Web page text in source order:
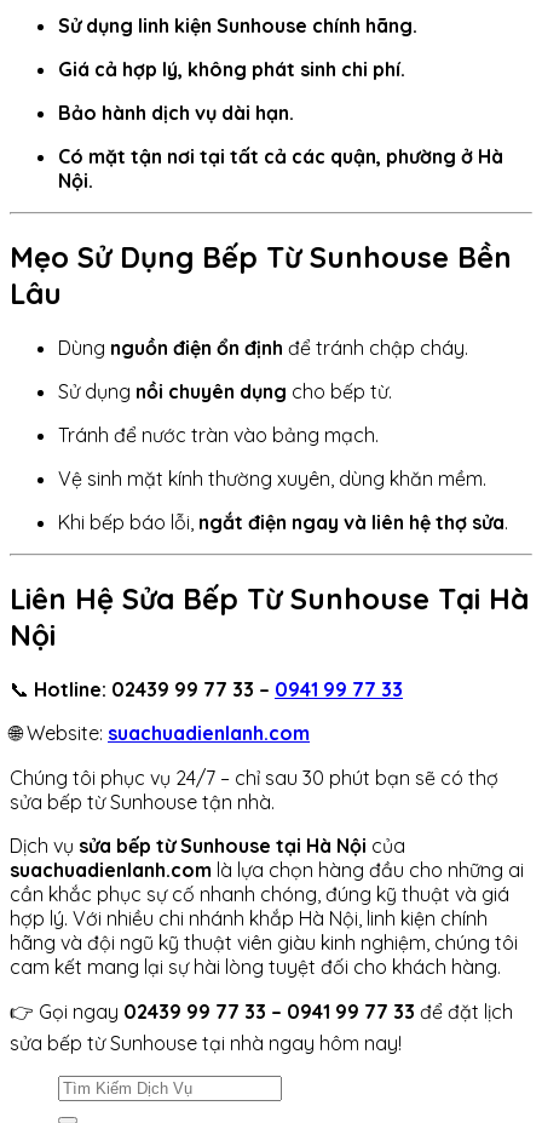
Sử dụng linh kiện Sunhouse chính hãng.
Giá cả hợp lý, không phát sinh chi phí.
Bảo hành dịch vụ dài hạn.
Có mặt tận nơi tại tất cả các quận, phường ở Hà
Nội.
Mẹo Sử Dụng Bếp Từ Sunhouse Bền
Lâu
Dùng nguồn điện ổn định để tránh chập cháy.
Sử dụng nồi chuyên dụng cho bếp từ.
Tránh để nước tràn vào bảng mạch.
Vệ sinh mặt kính thường xuyên, dùng khăn mềm.
Khi bếp báo lỗi, ngắt điện ngay và liên hệ thợ sửa.
Liên Hệ Sửa Bếp Từ Sunhouse Tại Hà
Nội
📞 Hotline: 02439 99 77 33 – 0941 99 77 33
🌐 Website: suachuadienlanh.com
Chúng tôi phục vụ 24/7 – chỉ sau 30 phút bạn sẽ có thợ
sửa bếp từ Sunhouse tận nhà.
Dịch vụ sửa bếp từ Sunhouse tại Hà Nội của
suachuadienlanh.com là lựa chọn hàng đầu cho những ai
cần khắc phục sự cố nhanh chóng, đúng kỹ thuật và giá
hợp lý. Với nhiều chi nhánh khắp Hà Nội, linh kiện chính
hãng và đội ngũ kỹ thuật viên giàu kinh nghiệm, chúng tôi
cam kết mang lại sự hài lòng tuyệt đối cho khách hàng.
👉 Gọi ngay 02439 99 77 33 – 0941 99 77 33 để đặt lịch
sửa bếp từ Sunhouse tại nhà ngay hôm nay!